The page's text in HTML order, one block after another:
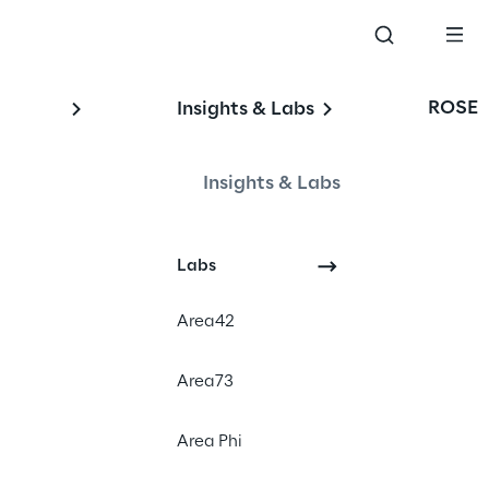
Insights & Labs
Insights & Labs
Labs
Area42
Area73
Area Phi
ROSE